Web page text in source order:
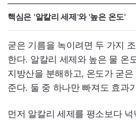
핵심은 '알칼리 세제'와 '높은 온도'
굳은 기름을 녹이려면 두 가지
한다. 알칼리 세제와 높은 물 온
지방산을 분해하고, 온도가 굳은
준다. 둘 중 하나만 빠져도 효과
먼저 알칼리 세제를 평소보다